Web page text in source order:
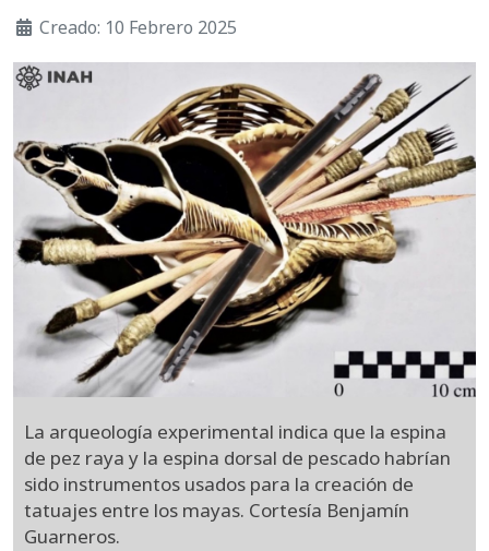
Creado: 10 Febrero 2025
La arqueología experimental indica que la espina
de pez raya y la espina dorsal de pescado habrían
sido instrumentos usados para la creación de
tatuajes entre los mayas. Cortesía Benjamín
Guarneros.